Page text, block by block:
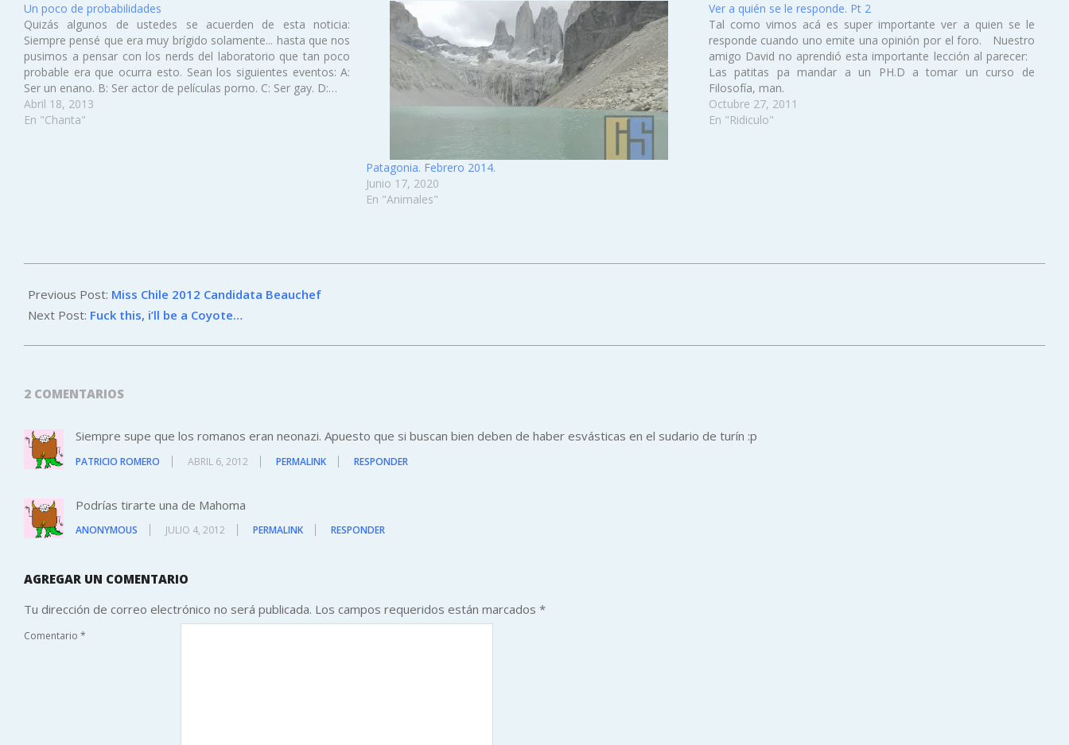
Un poco de probabilidades
Quizás algunos de ustedes se acuerden de esta noticia:
Siempre pensé que era muy brígido solamente... hasta que nos
pusimos a pensar con los nerds del laboratorio que tan poco
probable era que ocurra esto. Sean los siguientes eventos: A:
Ser un enano. B: Ser actor de películas porno. C: Ser gay. D:…
Abril 18, 2013
En "Chanta"
Patagonia. Febrero 2014.
Junio 17, 2020
En "Animales"
Ver a quién se le responde. Pt 2
Tal como vimos acá es super importante ver a quien se le
responde cuando uno emite una opinión por el foro. Nuestro
amigo David no aprendió esta importante lección al parecer:
Las patitas pa mandar a un PH.D a tomar un curso de
Filosofía, man.
Octubre 27, 2011
En "Ridiculo"
04-
06
Previous Post: Miss Chile 2012 Candidata Beauchef
Next Post: Fuck this, i’ll be a Coyote…
2 COMENTARIOS
Siempre supe que los romanos eran neonazi. Apuesto que si buscan bien deben de haber esvásticas en el sudario de turín :p
PATRICIO ROMERO ABRIL 6, 2012 PERMALINK RESPONDER
Podrías tirarte una de Mahoma
ANONYMOUS JULIO 4, 2012 PERMALINK RESPONDER
AGREGAR UN COMENTARIO
Tu dirección de correo electrónico no será publicada. Los campos requeridos están marcados *
Comentario *